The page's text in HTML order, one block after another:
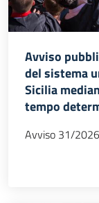
Avviso
del sistema
Sicilia
tempo
Avviso 31/2026